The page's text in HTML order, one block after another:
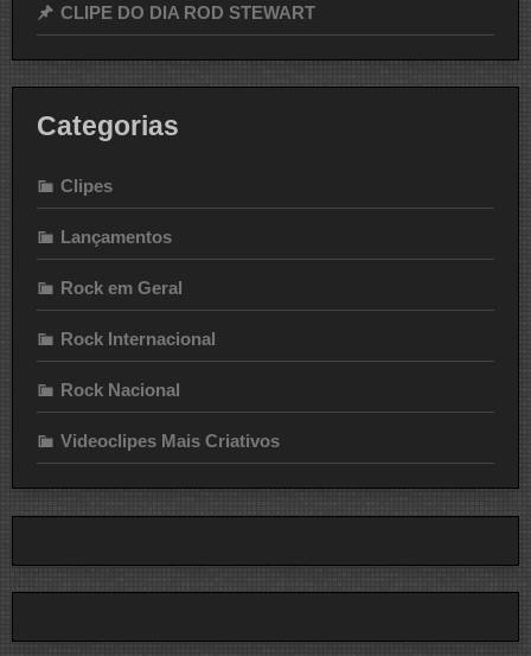
CLIPE DO DIA ROD STEWART
Categorias
Clipes
Lançamentos
Rock em Geral
Rock Internacional
Rock Nacional
Videoclipes Mais Criativos